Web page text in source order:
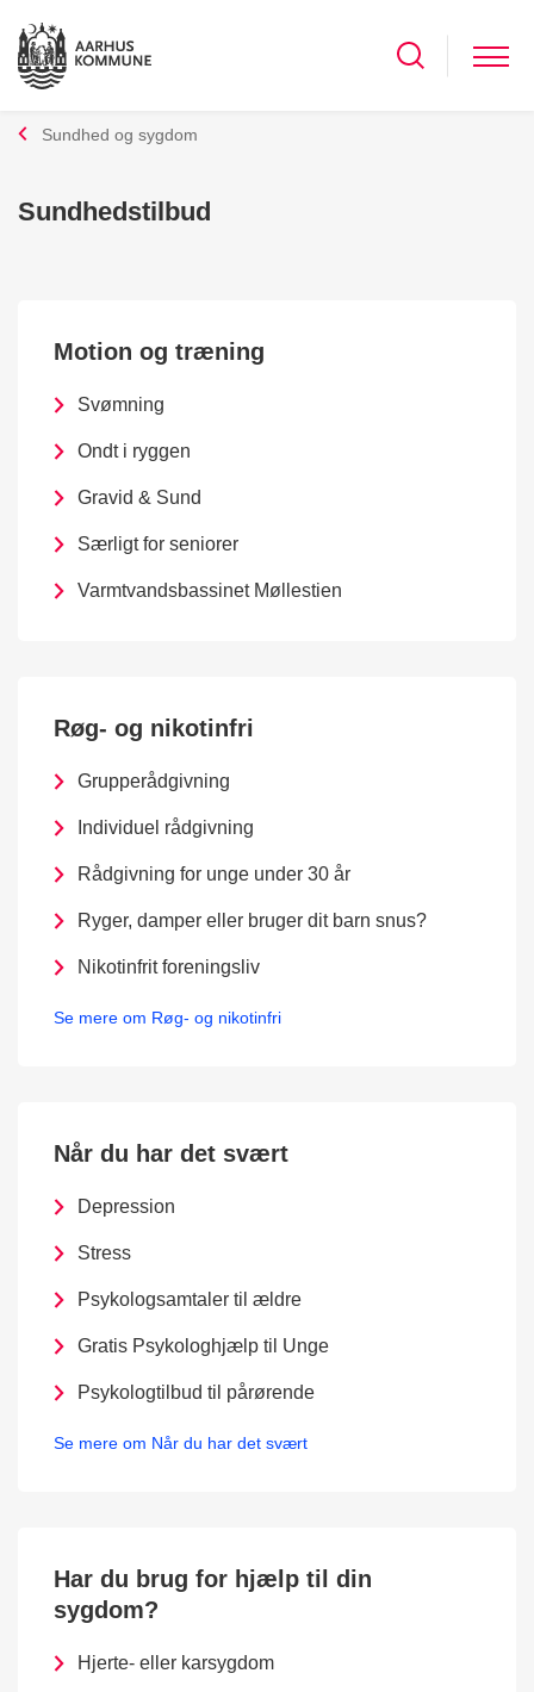
Sundhed og sygdom
Sundhedstilbud
Motion og træning
Svømning
Ondt i ryggen
Gravid & Sund
Særligt for seniorer
Varmtvandsbassinet Møllestien
Røg- og nikotinfri
Grupperådgivning
Individuel rådgivning
Rådgivning for unge under 30 år
Ryger, damper eller bruger dit barn snus?
Nikotinfrit foreningsliv
Se mere om Røg- og nikotinfri
Når du har det svært
Depression
Stress
Psykologsamtaler til ældre
Gratis Psykologhjælp til Unge
Psykologtilbud til pårørende
Se mere om Når du har det svært
Har du brug for hjælp til din
sygdom?
Hjerte- eller karsygdom